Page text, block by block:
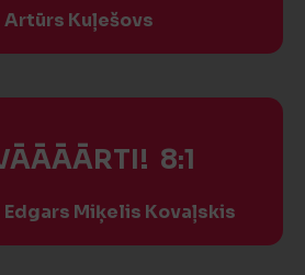
Artūrs Kuļešovs
8:1
Edgars Miķelis Kovaļskis